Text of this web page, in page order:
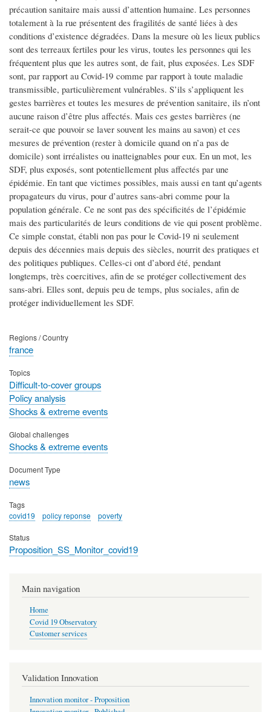
précaution sanitaire mais aussi d’attention humaine. Les personnes
totalement à la rue présentent des fragilités de santé liées à des
conditions d’existence dégradées. Dans la mesure où les lieux publics
sont des terreaux fertiles pour les virus, toutes les personnes qui les
fréquentent plus que les autres sont, de fait, plus exposées. Les SDF
sont, par rapport au Covid-19 comme par rapport à toute maladie
transmissible, particulièrement vulnérables. S’ils s’appliquent les
gestes barrières et toutes les mesures de prévention sanitaire, ils n’ont
aucune raison d’être plus affectés. Mais ces gestes barrières (ne
serait-ce que pouvoir se laver souvent les mains au savon) et ces
mesures de prévention (rester à domicile quand on n’a pas de
domicile) sont irréalistes ou inatteignables pour eux. En un mot, les
SDF, plus exposés, sont potentiellement plus affectés par une
épidémie. En tant que victimes possibles, mais aussi en tant qu’agents
propagateurs du virus, pour d’autres sans-abri comme pour la
population générale. Ce ne sont pas des spécificités de l’épidémie
mais des particularités de leurs conditions de vie qui posent problème.
Ce simple constat, établi non pas pour le Covid-19 ni seulement
depuis des décennies mais depuis des siècles, nourrit des pratiques et
des politiques publiques. Celles-ci ont d’abord été, pendant
longtemps, très coercitives, afin de se protéger collectivement des
sans-abri. Elles sont, depuis peu de temps, plus sociales, afin de
protéger individuellement les SDF.
Regions / Country
france
Topics
Difficult-to-cover groups
Policy analysis
Shocks & extreme events
Global challenges
Shocks & extreme events
Document Type
news
Tags
covid19
policy reponse poverty
Status
Proposition_SS_Monitor_covid19
Main navigation
Home
Covid 19 Observatory
Customer services
Validation Innovation
Innovation monitor - Proposition